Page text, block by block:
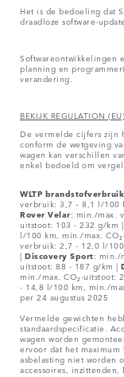
Het is de bedoeling dat
draadloze software-
Softwareontwikkelingen
planning en
verandering.
BEKIJK REGULATION
De vermelde cijfers zijn
conform de wetgeving
wagen kan verschillen
enkel bedoeld om
WLTP
verbruik: 3,7 – 8,1 l/100
Rover Velar: min./max.
uitstoot: 103 - 232 g/km |
l/100 km, min./max.
verbruik: 2,7 - 12,0 l/
| Discovery Sport: min./
uitstoot: 88 - 187 g/km |
min./max. CO₂-uitstoot:
- 14,8 l/100 km, min./
per 24 augustus 2025
Vermelde gewichten
standaardspecificatie.
wagen worden
ervoor dat het maximum
asbelasting niet worden
accessoires, inzittenden,